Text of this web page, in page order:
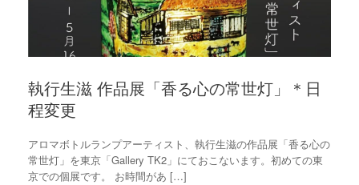
執行生滋 作品展「香る心の常世灯」＊日
程変更
アロマボトルランプアーティスト、執行生滋の作品展「香る心の
常世灯」を東京「Gallery TK2」にておこないます。初めての東
京での個展です。 お時間があ […]